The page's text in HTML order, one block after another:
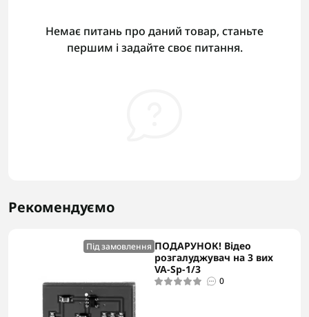
Немає питань про даний товар, станьте
першим і задайте своє питання.
Рекомендуємо
Під замовлення ПОДАРУНОК! Відео
розгалуджувач на 3 вих
VA-Sp-1/3
0